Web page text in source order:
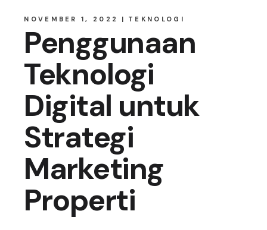
NOVEMBER 1, 2022 TEKNOLOGI
Penggunaan
Teknologi
Digital untuk
Strategi
Marketing
Properti